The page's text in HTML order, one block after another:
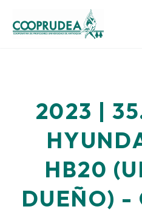
2023 |
HB20
DUEÑO) -